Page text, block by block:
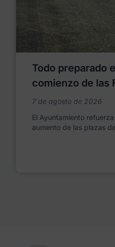
Todo preparado
comienzo de las
7 de agosto de 2026
El Ayuntamiento
aumento de las plazas